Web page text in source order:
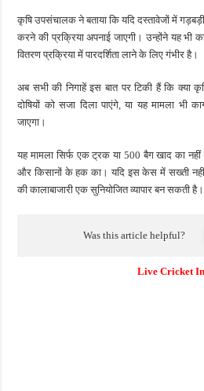
कृषि उपसंचालक ने बताया कि यदि दस्तावेजों में गड़बड़ी
करने की प्रक्रिया अपनाई जाएगी। उन्होंने यह भी
वितरण प्रक्रिया में पारदर्शिता लाने के लिए गंभीर है।
अब सभी की निगाहें इस बात पर टिकी हैं कि क्या
दोषियों को सजा दिला पाएंगे, या यह मामला
जाएगा।
यह मामला सिर्फ एक ट्रक या 500 बैग खाद का
और किसानों के हक का। यदि इस केस में सख्ती
की कालाबाजारी एक सुनियोजित व्यापार बन सकती है।
Was this article helpful?
Live Cricket